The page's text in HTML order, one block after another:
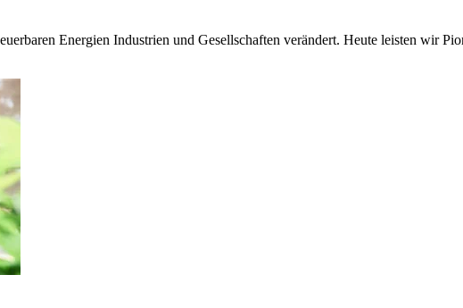
Energien Industrien und Gesellschaften verändert. Heute leisten wir